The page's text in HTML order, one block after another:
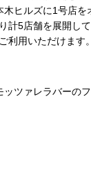
木ヒルズに1号店
計5店舗を展開し
利用いただけます。
ツァレラバーのフ